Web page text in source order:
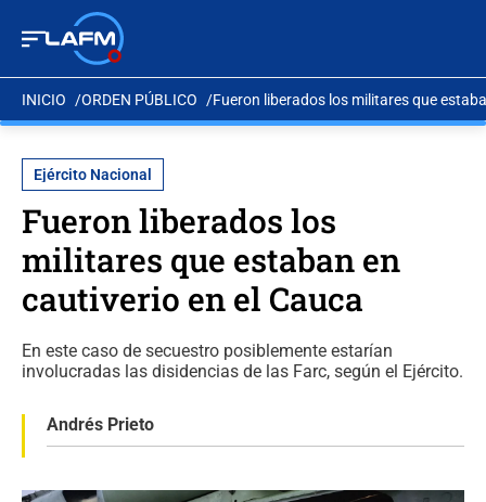
INICIO ORDEN PÚBLICO Fueron liberados los militares que
Ejército Nacional
Fueron liberados los
militares que estaban en
cautiverio en el Cauca
En este caso de secuestro posiblemente estarían
involucradas las disidencias de las Farc, según el Ejército.
Andrés Prieto